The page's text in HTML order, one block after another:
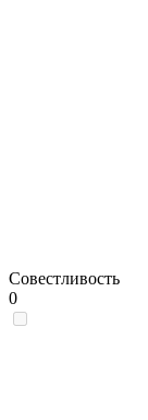
Совестливость
0